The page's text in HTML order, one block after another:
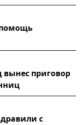
помощь
вынес приговор
с